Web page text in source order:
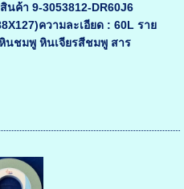
นค้า 9-3053812-DR60J6
ความละเอียด : 60L ราย
นชมพู หินเจียรสีชมพู สาร